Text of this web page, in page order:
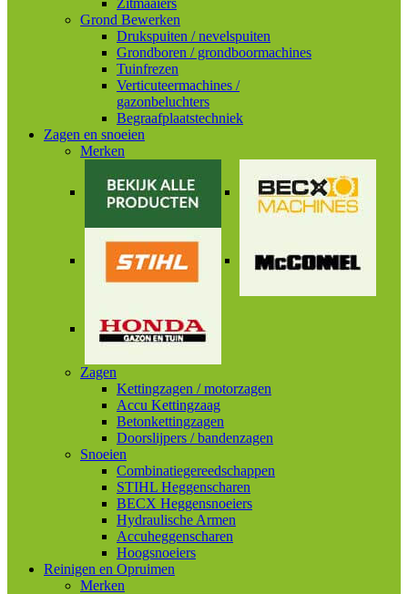
Zitmaaiers
Grond Bewerken
Drukspuiten / nevelspuiten
Grondboren / grondboormachines
Tuinfrezen
Verticuteermachines /
gazonbeluchters
Begraafplaatstechniek
Zagen en snoeien
Merken
Zagen
Kettingzagen / motorzagen
Accu Kettingzaag
Betonkettingzagen
Doorslijpers / bandenzagen
Snoeien
Combinatiegereedschappen
STIHL Heggenscharen
BECX Heggensnoeiers
Hydraulische Armen
Accuheggenscharen
Hoogsnoeiers
Reinigen en Opruimen
Merken